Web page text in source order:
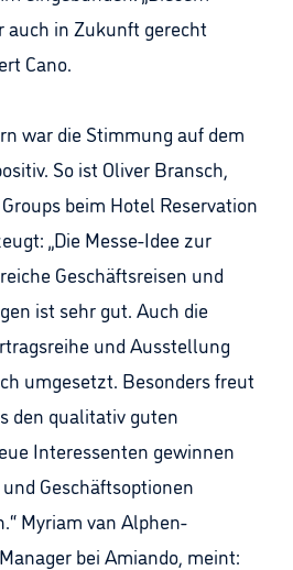
in Zukunft gerecht
Cano.
war die Stimmung auf dem
So ist Oliver Bransch,
beim Hotel Reservation
„Die Messe-Idee zur
Geschäftsreisen und
ist sehr gut. Auch die
und Ausstellung
umgesetzt. Besonders freut
den qualitativ guten
Interessenten gewinnen
Geschäftsoptionen
Myriam van Alphen-
bei Amiando, meint: